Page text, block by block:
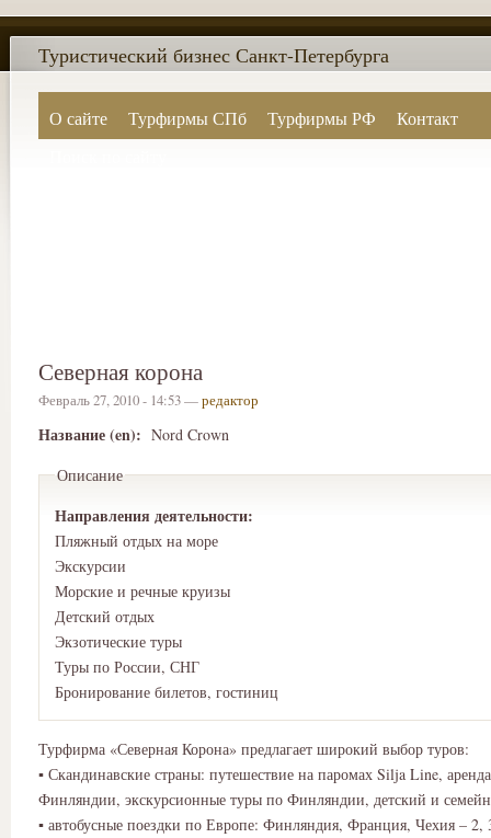
О сайте Турфирмы СПб Турфирмы РФ
Контакт
Туристический бизнес Санкт-Петербурга
Северная корона
Февраль 27, 2010 - 14:53 —редактор
Название (en): Nord Crown
Описание
Направления деятельности:
Пляжный отдых на море
Экскурсии
Морские и речные круизы
Детский отдых
Экзотические туры
Туры по России, СНГ
Бронирование билетов, гостиниц
Турфирма «Северная Корона» предлагает широкий выбор туров:
▪ Скандинавские страны: путешествие на паромах Silja Line,
Финляндии, экскурсионные туры по Финляндии, детский и
▪ автобусные поездки по Европе: Финляндия, Франция, Чехия – 2,